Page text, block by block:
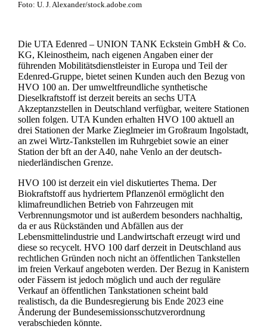
Foto: U. J. Alexander/stock.adobe.com
Die UTA Edenred – UNION TANK Eckstein GmbH & Co.
KG, Kleinostheim, nach eigenen Angaben einer der
führenden Mobilitätsdienstleister in Europa und Teil der
Edenred-Gruppe, bietet seinen Kunden auch den Bezug von
HVO 100 an. Der umweltfreundliche synthetische
Dieselkraftstoff ist derzeit bereits an sechs UTA
Akzeptanzstellen in Deutschland verfügbar, weitere Stationen
sollen folgen. UTA Kunden erhalten HVO 100 aktuell an
drei Stationen der Marke Zieglmeier im Großraum Ingolstadt,
an zwei Wirtz-Tankstellen im Ruhrgebiet sowie an einer
Station der bft an der A40, nahe Venlo an der deutsch-
niederländischen Grenze.
HVO 100 ist derzeit ein viel diskutiertes Thema. Der
Biokraftstoff aus hydriertem Pflanzenöl ermöglicht den
klimafreundlichen Betrieb von Fahrzeugen mit
Verbrennungsmotor und ist außerdem besonders nachhaltig,
da er aus Rückständen und Abfällen aus der
Lebensmittelindustrie und Landwirtschaft erzeugt wird und
diese so recycelt. HVO 100 darf derzeit in Deutschland aus
rechtlichen Gründen noch nicht an öffentlichen Tankstellen
im freien Verkauf angeboten werden. Der Bezug in Kanistern
oder Fässern ist jedoch möglich und auch der reguläre
Verkauf an öffentlichen Tankstationen scheint bald
realistisch, da die Bundesregierung bis Ende 2023 eine
Änderung der Bundesemissionsschutzverordnung
verabschieden könnte.